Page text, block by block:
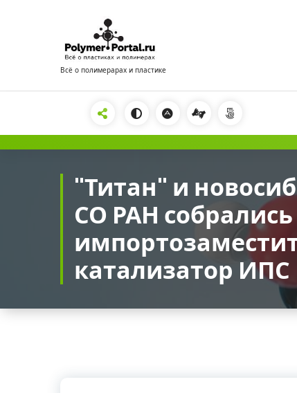
Всё о полимерарах и пластике
"Титан" и
СО РАН собрались
катализатор ИПС